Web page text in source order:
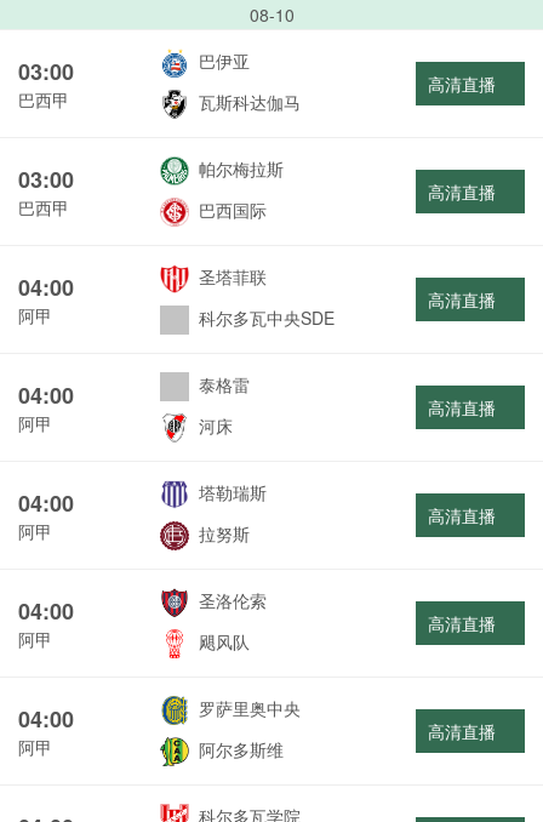
08-10
03:00
巴西甲
巴伊亚
瓦斯科达伽马
高清直播
03:00
巴西甲
帕尔梅拉斯
巴西国际
高清直播
04:00
阿甲
圣塔菲联
科尔多瓦中央SDE
高清直播
04:00
阿甲
泰格雷
河床
高清直播
04:00
阿甲
塔勒瑞斯
拉努斯
高清直播
04:00
阿甲
圣洛伦索
飓风队
高清直播
04:00
阿甲
罗萨里奥中央
阿尔多斯维
高清直播
科尔多瓦学院